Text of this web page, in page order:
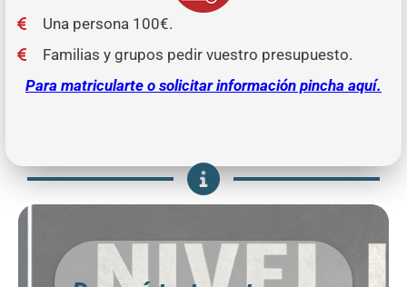
Una persona 100€.
Familias y grupos pedir vuestro presupuesto.
Para matricularte o solicitar información pincha aquí.